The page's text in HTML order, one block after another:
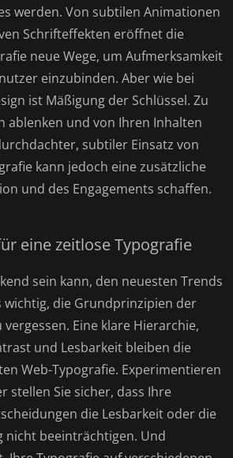
werden. Von subtilen Animationen
Schrifteffekten eröffnet die
neue Wege, um Aufmerksamkeit
einzubinden. Aber wie bei
ist Mäßigung der Schlüssel. Zu
ablenken und von Ihren Inhalten
subtiler Einsatz von
kann jedoch eine zusätzliche
und des Engagements schaffen.
eine zeitlose Typografie
sein kann, den neuesten Trends
wichtig, die Grundprinzipien der
Eine klare Hierarchie,
und Lesbarkeit bleiben die
Web-Typografie. Experimentieren
stellen Sie sicher, dass Ihre
die Lesbarkeit oder die
nicht beeinträchtigen. Und